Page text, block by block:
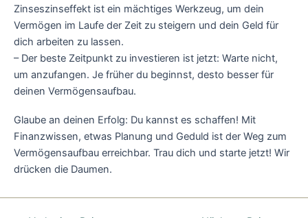
Zinseszinseffekt ist ein mächtiges Werkzeug, um dein
Vermögen im Laufe der Zeit zu steigern und dein Geld für
dich arbeiten zu lassen.
– Der beste Zeitpunkt zu investieren ist jetzt: Warte nicht,
um anzufangen. Je früher du beginnst, desto besser für
deinen Vermögensaufbau.
Glaube an deinen Erfolg: Du kannst es schaffen! Mit
Finanzwissen, etwas Planung und Geduld ist der Weg zum
Vermögensaufbau erreichbar. Trau dich und starte jetzt! Wir
drücken die Daumen.